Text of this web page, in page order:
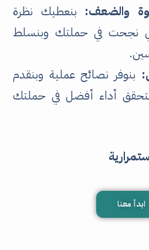
والضعف: بنعطيك نظرة
نجحت في حملتك وبنسلط
بنوفر نصائح عملية وبنقدم
أداء أفضل في حملتك
ابدأ معنا